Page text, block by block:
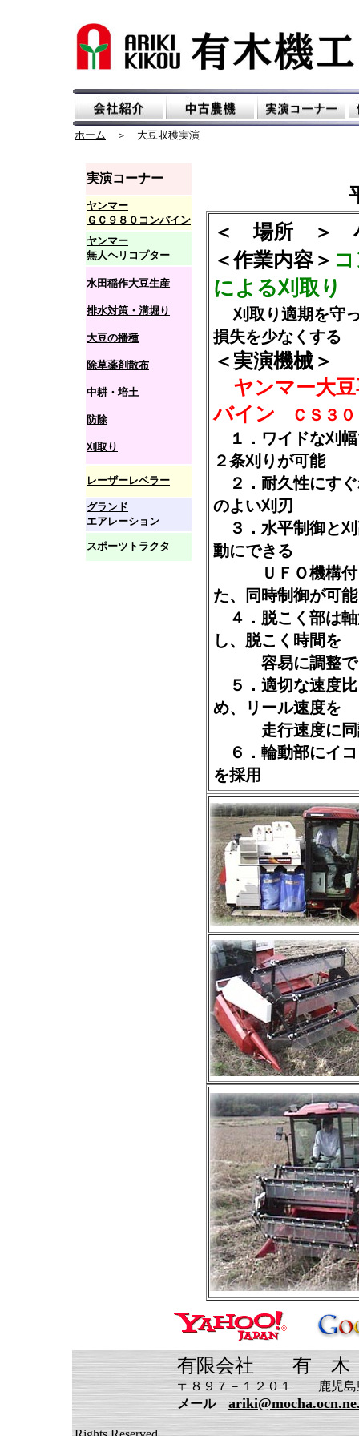
ホーム ＞ 大豆収穫実演
実演コーナー
ヤンマー
ＧＣ９８０コンバイン
ヤンマー
無人ヘリコプター
水田稲作大豆生産
排水対策・溝堀り
大豆の播種
除草薬剤散布
中耕・培土
防除
刈取り
レーザーレベラー
グランド
エアレーション
スポーツトラクタ
＜ 場所 ＞
＜作業内容＞
による刈取り
刈取り適期を守
損失を少なくする
＜実演機械＞
ヤンマー大豆
バイン ＣＳ３０
１．ワイドな刈
２条刈りが可能
２．耐久性にす
のよい刈刃
３．水平制御と
動にできる
ＵＦＯ機構付
た、同時制御が可能
４．脱こく部は
し、脱こく時間を
容易に調整で
５．適切な速度
め、リール速度を
走行速度に同
６．輪動部にイ
を採用
有限会社 有 木
〒８９７－１２０１ 鹿児島県南さ
メール
Copyright (C)